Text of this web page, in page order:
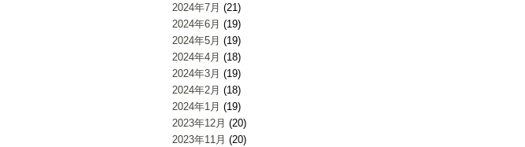
2024年7月 (21)
2024年6月 (19)
2024年5月 (19)
2024年4月 (18)
2024年3月 (19)
2024年2月 (18)
2024年1月 (19)
2023年12月 (20)
2023年11月 (20)